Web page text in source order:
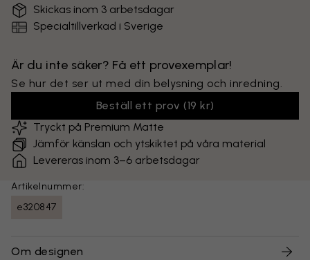
Skickas inom 3 arbetsdagar
Specialtillverkad i Sverige
Är du inte säker? Få ett provexemplar!
Se hur det ser ut med din belysning och inredning.
Beställ ett prov (19 kr)
Tryckt på Premium Matte
Jämför känslan och ytskiktet på våra material
Levereras inom 3–6 arbetsdagar
Artikelnummer:
e320847
Om designen